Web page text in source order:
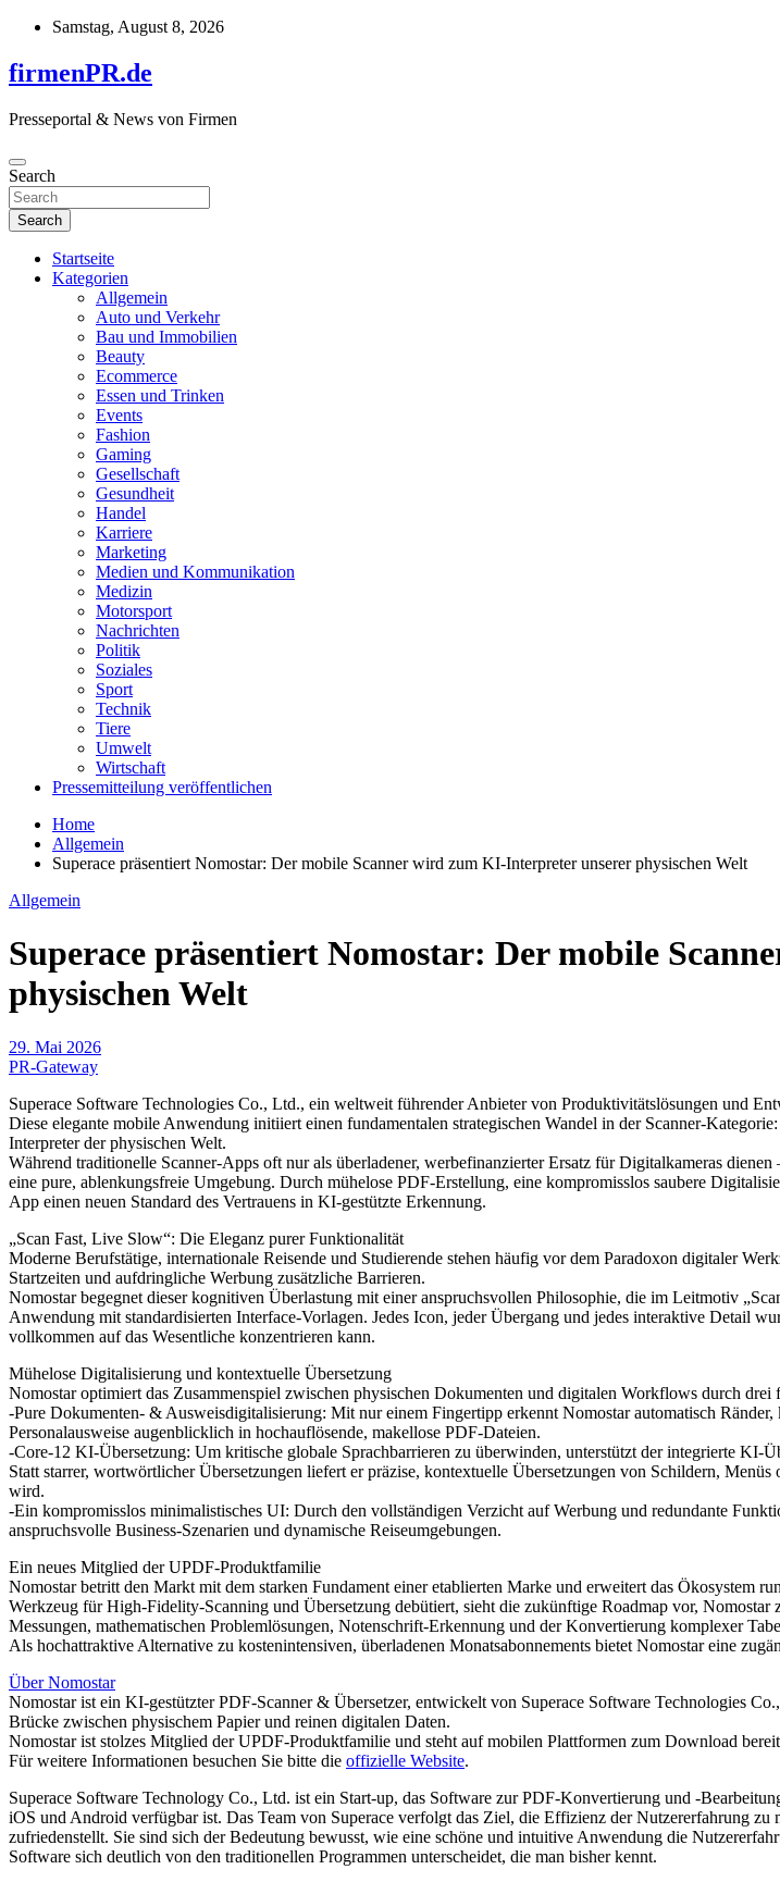
Skip
content
Samstag, August 8, 2026
firmenPR.de
Presseportal & News von Firmen
Search
Search
Startseite
Kategorien
Allgemein
Auto und Verkehr
Bau und Immobilien
Beauty
Ecommerce
Essen und Trinken
Events
Fashion
Gaming
Gesellschaft
Gesundheit
Handel
Karriere
Marketing
Medien und Kommunikation
Medizin
Motorsport
Nachrichten
Politik
Soziales
Sport
Technik
Tiere
Umwelt
Wirtschaft
Pressemitteilung veröffentlichen
Home
Allgemein
Superace präsentiert Nomostar: Der mobile Scanner wird zum KI-Interpreter unserer physischen Welt
Allgemein
Superace präsentiert Nomostar: Der mobile
physischen Welt
29. Mai 2026
PR-Gateway
Superace Software Technologies Co., Ltd., ein weltweit führender Anbieter von Produktivitätslösungen und
Diese elegante mobile Anwendung initiiert einen fundamentalen strategischen Wandel in der Scanner-
Interpreter der physischen Welt.
Während traditionelle Scanner-Apps oft nur als überladener, werbefinanzierter Ersatz für Digitalkameras
eine pure, ablenkungsfreie Umgebung. Durch mühelose PDF-Erstellung, eine kompromisslos saubere
App einen neuen Standard des Vertrauens in KI-gestützte Erkennung.
„Scan Fast, Live Slow“: Die Eleganz purer Funktionalität
Moderne Berufstätige, internationale Reisende und Studierende stehen häufig vor dem Paradoxon digitaler
Startzeiten und aufdringliche Werbung zusätzliche Barrieren.
Nomostar begegnet dieser kognitiven Überlastung mit einer anspruchsvollen Philosophie, die im Leitmotiv
Anwendung mit standardisierten Interface-Vorlagen. Jedes Icon, jeder Übergang und jedes interaktive Detail
vollkommen auf das Wesentliche konzentrieren kann.
Mühelose Digitalisierung und kontextuelle Übersetzung
Nomostar optimiert das Zusammenspiel zwischen physischen Dokumenten und digitalen Workflows durch drei
-Pure Dokumenten- & Ausweisdigitalisierung: Mit nur einem Fingertipp erkennt Nomostar automatisch
Personalausweise augenblicklich in hochauflösende, makellose PDF-Dateien.
-Core-12 KI-Übersetzung: Um kritische globale Sprachbarrieren zu überwinden, unterstützt der integrierte KI-
Statt starrer, wortwörtlicher Übersetzungen liefert er präzise, kontextuelle Übersetzungen von Schildern,
wird.
-Ein kompromisslos minimalistisches UI: Durch den vollständigen Verzicht auf Werbung und redundante
anspruchsvolle Business-Szenarien und dynamische Reiseumgebungen.
Ein neues Mitglied der UPDF-Produktfamilie
Nomostar betritt den Markt mit dem starken Fundament einer etablierten Marke und erweitert das Ökosystem
Werkzeug für High-Fidelity-Scanning und Übersetzung debütiert, sieht die zukünftige Roadmap vor,
Messungen, mathematischen Problemlösungen, Notenschrift-Erkennung und der Konvertierung komplexer
Als hochattraktive Alternative zu kostenintensiven, überladenen Monatsabonnements bietet Nomostar eine
Über Nomostar
Nomostar ist ein KI-gestützter PDF-Scanner & Übersetzer, entwickelt von Superace Software Technologies
Brücke zwischen physischem Papier und reinen digitalen Daten.
Nomostar ist stolzes Mitglied der UPDF-Produktfamilie und steht auf mobilen Plattformen zum Download
Für weitere Informationen besuchen Sie bitte die offizielle Website.
Superace Software Technology Co., Ltd. ist ein Start-up, das Software zur PDF-Konvertierung und -
iOS und Android verfügbar ist. Das Team von Superace verfolgt das Ziel, die Effizienz der Nutzererfahrung zu
zufriedenstellt. Sie sind sich der Bedeutung bewusst, wie eine schöne und intuitive Anwendung die
Software sich deutlich von den traditionellen Programmen unterscheidet, die man bisher kennt.